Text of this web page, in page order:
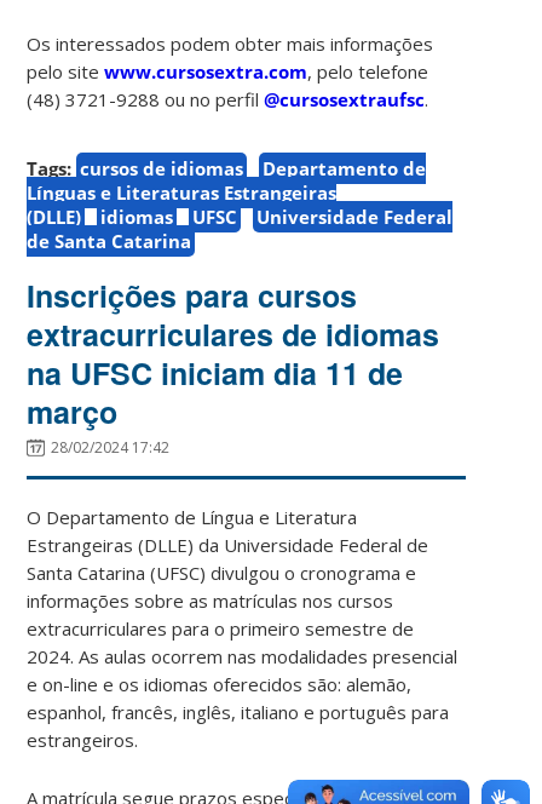
Os interessados podem obter mais informações
pelo sitewww.cursosextra.com, pelo telefone
(48) 3721-9288 ou no perfil@cursosextraufsc.
Tags: cursos de idiomas
Departamento de
Línguas e Literaturas Estrangeiras
(DLLE)
idiomas UFSC
Universidade Federal
de Santa Catarina
Inscrições para cursos
extracurriculares de idiomas
na UFSC iniciam dia 11 de
março
28/02/2024 17:42
O Departamento de Língua e Literatura
Estrangeiras (DLLE) da Universidade Federal de
Santa Catarina (UFSC) divulgou o cronograma e
informações sobre as matrículas nos cursos
extracurriculares para o primeiro semestre de
2024. As aulas ocorrem nas modalidades presencial
e on-line e os idiomas oferecidos são: alemão,
espanhol, francês, inglês, italiano e português para
estrangeiros.
A matrícula segue prazos específicos para alunos